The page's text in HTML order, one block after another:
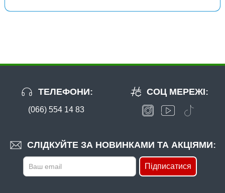
ТЕЛЕФОНИ:
(066) 554 14 83
СЛІДКУЙТЕ ЗА НОВИНКАМИ ТА АКЦІЯМИ:
Підписатися
СОЦ МЕРЕЖІ: